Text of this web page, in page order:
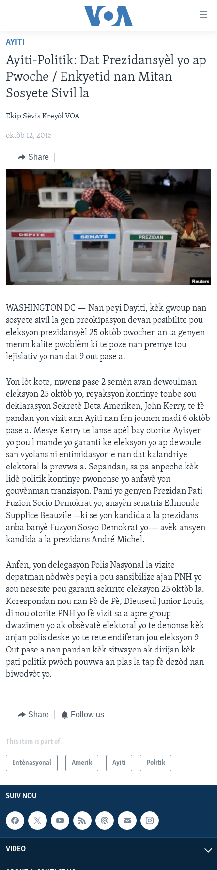
Skip
main
content
Skip
to
main
Navigation
Skip
Search
LÈZETAZINI
AMERIK LATIN
VIDEO
FLASHPOINT IKRÈN
Learning English
SUIV NOU
Languages
AYITI
Ayiti-Politik: Dat Prezidansyèl yo ap
Pwoche / Enkyetid nan Mitan
Sosyete Sivil la
Ekip Sèvis Kreyòl VOA
oktòb 12, 2015
Share
WASHINGTON DC — Nan peyi Dayiti, kèk gwoup nan
sosyete sivil la gen preokipasyon devan posibilite pou
eleksyon prezidansyèl 25 oktòb pwochen an ta genyen
menm kalite pwoblèm ki te poze nan premye tou
lejislativ yo nan dat 9 out pase a.
Yon lòt kote, mwens pase 2 semèn avan dewoulman
eleksyon 25 oktòb yo, reyaksyon kontinye tonbe sou
deklarasyon Sekretè Deta Ameriken, John Kerry, te fè
pandan yon vizit ann Ayiti nan fen jounen madi 6 oktòb
pase a. Mesye Kerry te lanse apèl bay otorite Ayisyen
yo pou l mande yo garanti ke eleksyon yo ap dewoule
san vyolans ni entimidasyon e nan dat kalandriye
elektoral la prevwa a. Sepandan, sa pa anpeche kèk
lidè politik kontinye pwononse yo anfavè yon
gouvènman tranzisyon. Pami yo genyen Prezidan Pati
Fuzion Socio Demokrat yo, ansyèn senatris Edmonde
Supplice Beauzile --ki se yon kandida a la prezidans
anba banyè Fuzyon Sosyo Demokrat yo--- avèk ansyen
kandida a la prezidans André Michel.
Anfen, yon delegasyon Polis Nasyonal la vizite
depatman nòdwès peyi a pou sansibilize ajan PNH yo
sou nesesite pou garanti sekirite eleksyon 25 oktòb la.
Korespondan nou nan Pò de Pè, Dieuseul Junior Louis,
di nou otorite PNH yo fè vizit sa a apre group
dwazimen yo ak obsèvatè elektoral yo te denonse kèk
anjan polis deske yo te rete endiferan jou eleksyon 9
Out pase a nan pandan kèk sitwayen ak dirijan kèk
pati politik pwòch pouvwa an plas la tap fè dezòd nan
biwodvòt yo.
Share Follow us
This item is part of
Entènasyonal Amerik Ayiti Politik
SUIV NOU
VIDEO